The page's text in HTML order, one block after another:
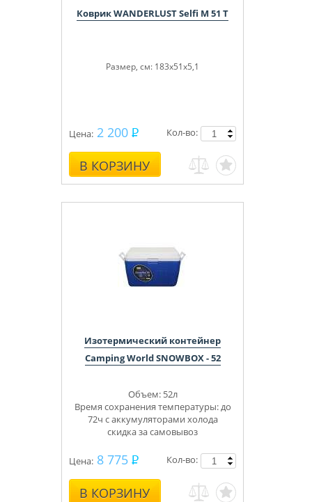
Коврик WANDERLUST Selfi M 51 T
Размер, см: 183x51x5,1
Цена: 2 200
В КОРЗИНУ
Кол-во:
Изотермический контейнер
Camping World SNOWBOX - 52
Объем: 52л
Время сохранения температуры: до
72ч с аккумуляторами холода
скидка за самовывоз
Цена: 8 775
В КОРЗИНУ
Кол-во: